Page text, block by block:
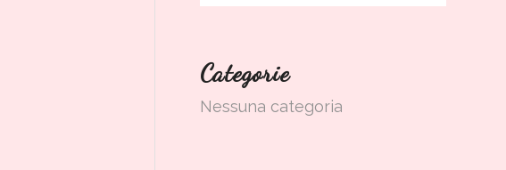
Categorie
Nessuna categoria